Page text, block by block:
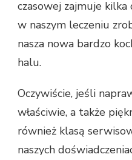
czasowej zajmuje
w naszym leczeniu
nasza nowa bardzo
halu.
Oczywiście, jeśli
właściwie, a także
również klasą
naszych